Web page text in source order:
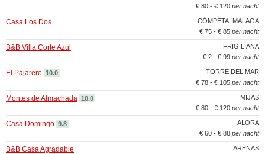
€ 80 - € 120 per nacht
CÓMPETA, MÁLAGA
Casa Los Dos
€ 75 - € 85 per nacht
FRIGILIANA
B&B Villa Corte Azul
€ 2 - € 99 per nacht
TORRE DEL MAR
El Pajarero 10.0
€ 78 - € 105 per nacht
MIJAS
Montes de Almachada 10.0
€ 80 - € 120 per nacht
ALORA
Casa Domingo 9.8
€ 60 - € 88 per nacht
ARENAS
B&B Casa Agradable